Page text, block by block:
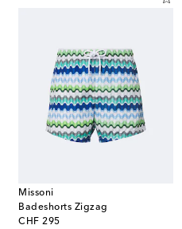
Missoni
Badeshorts Zigzag
CHF 295
original price